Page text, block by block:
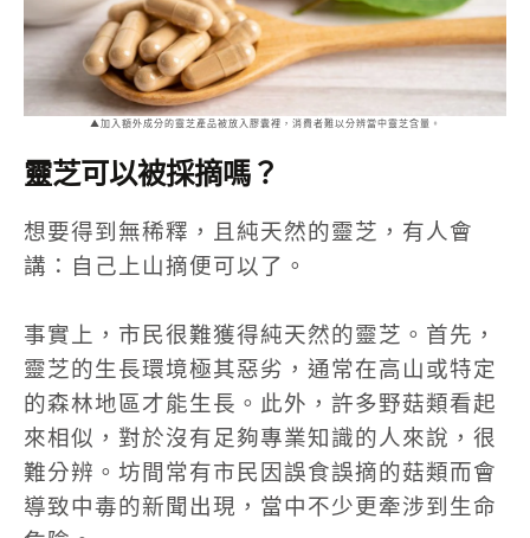
▲加入額外成分的靈芝產品被放入膠囊裡，消費者難以分辨當中靈芝含量。
靈芝可以被採摘嗎？
想要得到無稀釋，且純天然的靈芝，有人會
講：自己上山摘便可以了。
事實上，市民很難獲得純天然的靈芝。首先，
靈芝的生長環境極其惡劣，通常在高山或特定
的森林地區才能生長。此外，許多野菇類看起
來相似，對於沒有足夠專業知識的人來說，很
難分辨。坊間常有市民因誤食誤摘的菇類而會
導致中毒的新聞出現，當中不少更牽涉到生命